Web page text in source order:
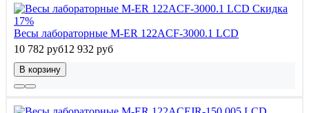
Скидка
17%
Весы лабораторные M-ER 122АCF-3000.1 LСD
10 782 руб12 932 руб
В корзину